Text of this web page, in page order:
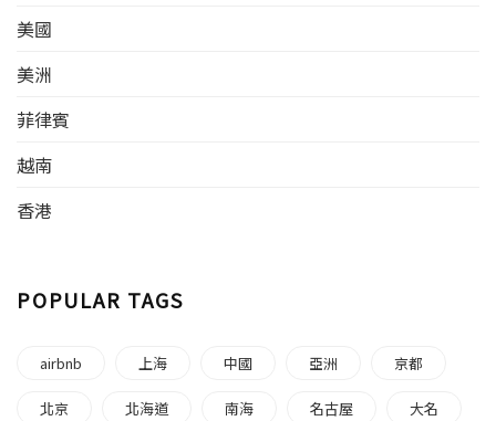
美國
美洲
菲律賓
越南
香港
POPULAR TAGS
airbnb 上海 中國 亞洲 京都
北京 北海道 南海 名古屋 大名